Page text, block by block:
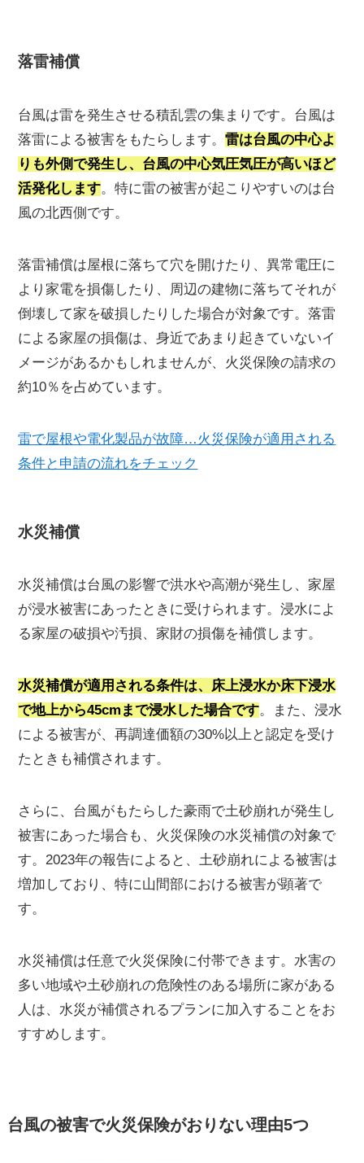
落雷補償
台風は雷を発生させる積乱雲の集まりです。台風は
落雷による被害をもたらします。雷は台風の中心よ
りも外側で発生し、台風の中心気圧気圧が高いほど
活発化します。特に雷の被害が起こりやすいのは台
風の北西側です。
落雷補償は屋根に落ちて穴を開けたり、異常電圧に
より家電を損傷したり、周辺の建物に落ちてそれが
倒壊して家を破損したりした場合が対象です。落雷
による家屋の損傷は、身近であまり起きていないイ
メージがあるかもしれませんが、火災保険の請求の
約10％を占めています。
雷で屋根や電化製品が故障…火災保険が適用される
条件と申請の流れをチェック
水災補償
水災補償は台風の影響で洪水や高潮が発生し、家屋
が浸水被害にあったときに受けられます。浸水によ
る家屋の破損や汚損、家財の損傷を補償します。
水災補償が適用される条件は、床上浸水か床下浸水
で地上から45cmまで浸水した場合です。また、浸水
による被害が、再調達価額の30%以上と認定を受け
たときも補償されます。
さらに、台風がもたらした豪雨で土砂崩れが発生し
被害にあった場合も、火災保険の水災補償の対象で
す。2023年の報告によると、土砂崩れによる被害は
増加しており、特に山間部における被害が顕著で
す。
水災補償は任意で火災保険に付帯できます。水害の
多い地域や土砂崩れの危険性のある場所に家がある
人は、水災が補償されるプランに加入することをお
すすめします。
台風の被害で火災保険がおりない理由5つ